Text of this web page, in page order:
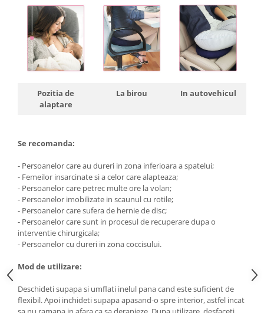
Pozitia de
alaptare
La birou In autovehicul
Se recomanda:
- Persoanelor care au dureri in zona inferioara a spatelui;
- Femeilor insarcinate si a celor care alapteaza;
- Persoanelor care petrec multe ore la volan;
- Persoanelor imobilizate in scaunul cu rotile;
- Persoanelor care sufera de hernie de disc;
- Persoanelor care sunt in procesul de recuperare dupa o
interventie chirurgicala;
- Persoanelor cu dureri in zona coccisului.
Mod de utilizare:
Deschideti supapa si umflati inelul pana cand este suficient de
flexibil. Apoi inchideti supapa apasand-o spre interior, astfel incat